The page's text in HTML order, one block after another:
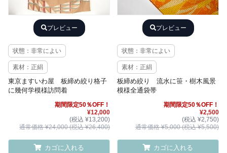
プレビュー
状態：非常によい
素材：正絹
東京ますいわ屋 板締め絞り格子
に幾何学模様訪問着
期間限定50％OFF！
¥12,000
(税込 ¥13,200)
通常価格 ¥24,000 (税込 ¥26,400)
カゴに入れる
プレビュー
状態：非常によい
素材：正絹
板締め絞り 流水に笹・樹木風景
模様全通袋帯
期間限定50％OFF！
¥2,500
(税込 ¥2,750)
通常価格 ¥5,000 (税込 ¥5,500)
カゴに入れる